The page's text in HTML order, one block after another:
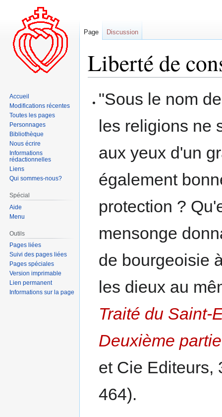
Liberté de
navigation
recherche
"Sous le nom
les religions ne
aux yeux d'un
également
protection ?
mensonge
de bourgeoisie
les dieux au
Traité du Saint-
Deuxième partie
et Cie Editeurs,
464).
Page Discussion
Accueil
Modifications récentes
Toutes les pages
Personnages
Bibliothèque
Nous écrire
Informations
rédactionnelles
Liens
Qui sommes-nous?
Spécial
Aide
Menu
Outils
Pages liées
Suivi des pages liées
Pages spéciales
Version imprimable
Lien permanent
Informations sur la page